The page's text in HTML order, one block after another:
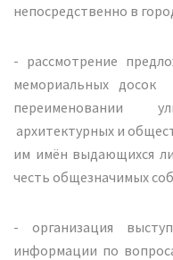
непосредственно в
- рассмотрение
мемориальных
переименовании
архитектурных и
им имён выдающихся
честь общезначимых
- организация
информации по